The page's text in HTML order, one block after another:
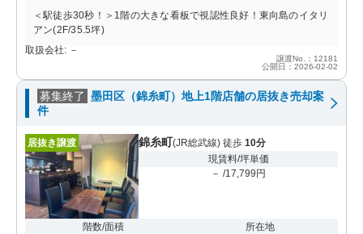
＜駅徒歩30秒！＞1階の大きな看板で視認性良好！東向島のイタリ
アン(2F/35.5坪)
取扱会社: －
譲渡No.：12181
公開日：2026-02-02
募集終了 墨田区（錦糸町）地上1階店舗の居抜き売却案
件
居抜き譲渡 錦糸町(JR総武線) 徒歩 10分
現賃料/坪単価
－ /17,799円
階数/面積
所在地